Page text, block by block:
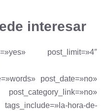
interesar
post_limit=»4″
post_date=»no»
hora-de-